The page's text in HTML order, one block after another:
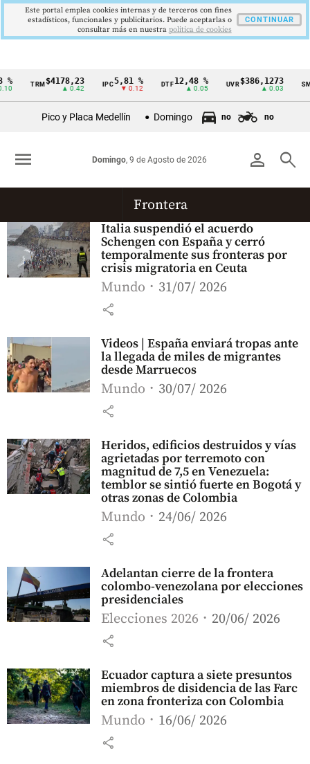
Cintillo
Colombia
TRM$4178,23
▲ 0.42
IPC5,81 %
▼ 0.12
DTF12,48 %
▲ 0.05
UVR$386,1273
▲ 0.03
Pico y Placa Medellín Domingo no no
person search
Domingo, 9 de Agosto de 2026
menu
Frontera
Italia suspendió el acuerdo
Schengen con España y cerró
temporalmente sus fronteras por
crisis migratoria en Ceuta
Mundo 31/07/ 2026
share
Videos | España enviará tropas ante
la llegada de miles de migrantes
desde Marruecos
Mundo 30/07/ 2026
share
Heridos, edificios destruidos y vías
agrietadas por terremoto con
magnitud de 7,5 en Venezuela:
temblor se sintió fuerte en Bogotá y
otras zonas de Colombia
Mundo 24/06/ 2026
share
Adelantan cierre de la frontera
colombo-venezolana por elecciones
presidenciales
Elecciones 2026 20/06/ 2026
share
Ecuador captura a siete presuntos
miembros de disidencia de las Farc
en zona fronteriza con Colombia
Mundo 16/06/ 2026
share
Este portal emplea cookies internas y de terceros con fines
estadísticos, funcionales y publicitarios. Puede aceptarlas o
consultar más en nuestra politica de cookies
CONTINUAR